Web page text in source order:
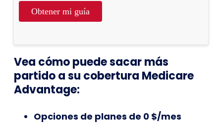
Vea cómo puede sacar más
partido a su cobertura Medicare
Advantage:
Opciones de planes de 0 $/mes
Obtener mi guía